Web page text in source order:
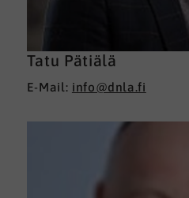
Tatu Pätiälä
E-Mail: info@dnla.fi